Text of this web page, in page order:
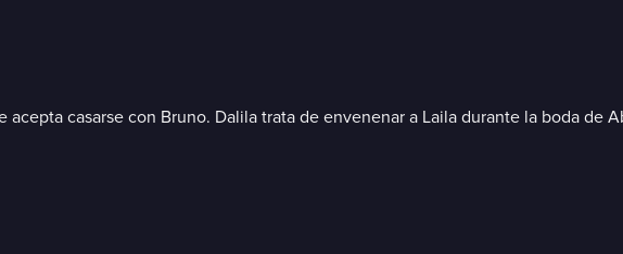
casarse con Bruno. Dalila trata de envenenar a Laila durante la boda de